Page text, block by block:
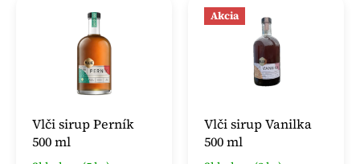
Vlči sirup Perník
500 ml
Akcia
Vlči sirup Vanilka
500 ml